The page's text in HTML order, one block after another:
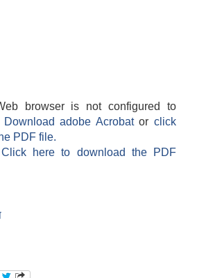
browser is not configured to
Download adobe Acrobatorclick
PDF file.
Click here to download the PDF